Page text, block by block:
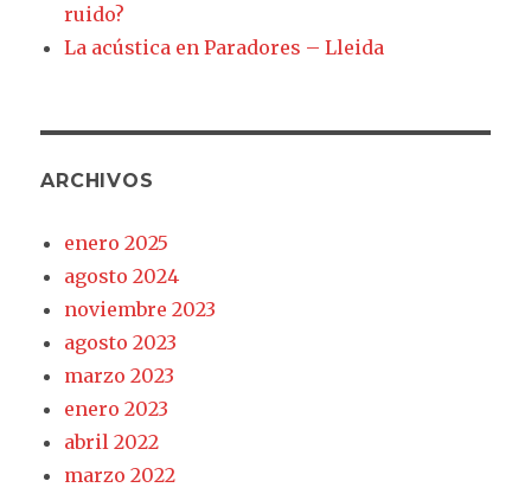
ruido?
La acústica en Paradores – Lleida
ARCHIVOS
enero 2025
agosto 2024
noviembre 2023
agosto 2023
marzo 2023
enero 2023
abril 2022
marzo 2022